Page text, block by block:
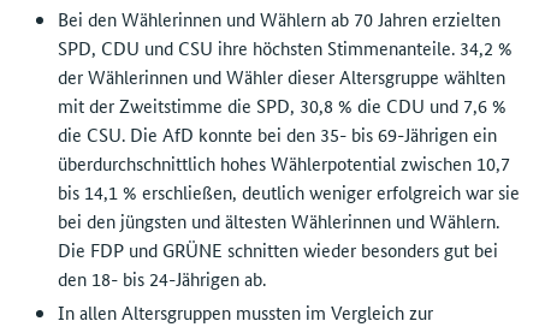
Bei den Wählerinnen und Wählern ab 70 Jahren erzielten
SPD, CDU und CSU ihre höchsten Stimmenanteile. 34,2 %
der Wählerinnen und Wähler dieser Altersgruppe wählten
mit der Zweitstimme die SPD, 30,8 % die CDU und 7,6 %
die CSU. Die AfD konnte bei den 35- bis 69-Jährigen ein
überdurchschnittlich hohes Wählerpotential zwischen 10,7
bis 14,1 % erschließen, deutlich weniger erfolgreich war sie
bei den jüngsten und ältesten Wählerinnen und Wählern.
Die FDP und GRÜNE schnitten wieder besonders gut bei
den 18- bis 24-Jährigen ab.
In allen Altersgruppen mussten im Vergleich zur